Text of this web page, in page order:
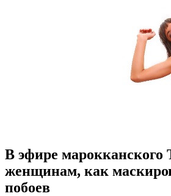
В эфире марокканского
женщинам, как
побоев